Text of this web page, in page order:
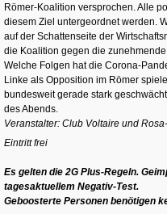
Römer-Koalition versprochen. Alle
diesem Ziel untergeordnet werden.
auf der Schattenseite der
die Koalition gegen die
Welche Folgen hat die Corona-
Linke als Opposition im Römer
bundesweit gerade stark
des Abends.
Veranstalter: Club Voltaire und
Eintritt frei
Es gelten die 2G Plus-Regeln.
tagesaktuellem Negativ-Test.
Geboosterte Personen benötigen